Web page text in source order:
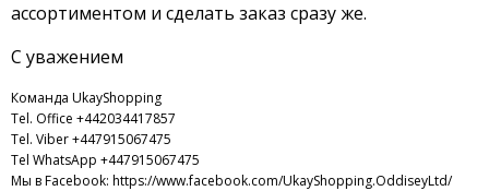
ассортиментом и сделать заказ сразу же.
С уважением
Команда UkayShopping
Tel. Office +442034417857
Tel. Viber+447915067475
Tel WhatsApp +447915067475
Мы в Facebook: https://www.facebook.com/UkayShopping.OddiseyLtd/